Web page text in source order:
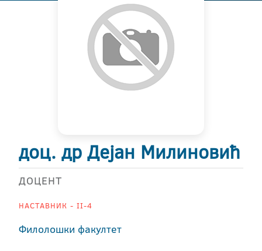
доц. др Дејан Милиновић
ДОЦЕНТ
НАСТАВНИК - II-4
Филолошки факултет